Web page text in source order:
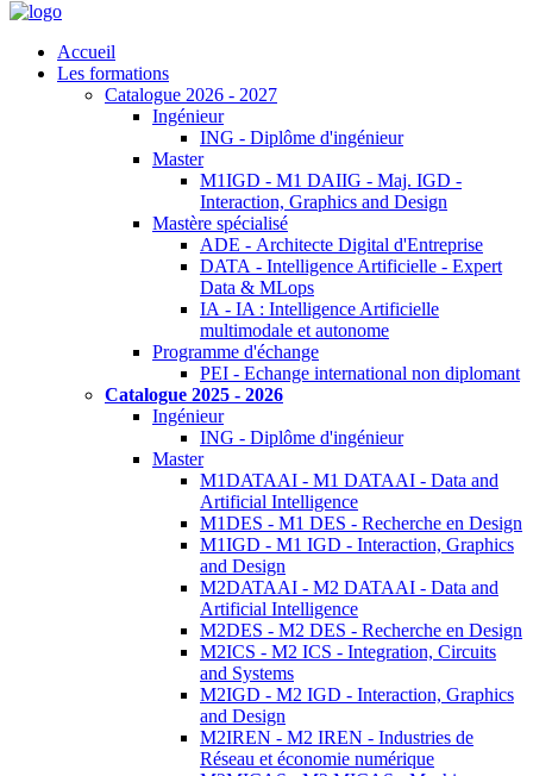
Accueil
Les formations
Catalogue 2026 - 2027
Ingénieur
ING - Diplôme d'ingénieur
Master
M1IGD - M1 DAIIG - Maj. IGD -
Interaction, Graphics and Design
Mastère spécialisé
ADE - Architecte Digital d'Entreprise
DATA - Intelligence Artificielle - Expert
Data & MLops
IA - IA : Intelligence Artificielle
multimodale et autonome
Programme d'échange
PEI - Echange international non diplomant
Catalogue 2025 - 2026
Ingénieur
ING - Diplôme d'ingénieur
Master
M1DATAAI - M1 DATAAI - Data and
Artificial Intelligence
M1DES - M1 DES - Recherche en Design
M1IGD - M1 IGD - Interaction, Graphics
and Design
M2DATAAI - M2 DATAAI - Data and
Artificial Intelligence
M2DES - M2 DES - Recherche en Design
M2ICS - M2 ICS - Integration, Circuits
and Systems
M2IGD - M2 IGD - Interaction, Graphics
and Design
M2IREN - M2 IREN - Industries de
Réseau et économie numérique